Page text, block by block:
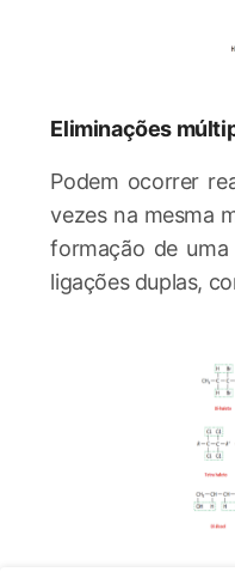
Eliminações
Podem ocorrer
vezes na mesma
formação de
ligações duplas,